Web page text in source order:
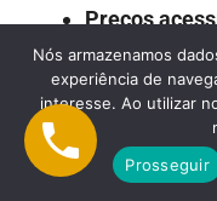
Preços
fornecer
qualidade a
Atendimento
Nossa
oferecer
Nós armazenamos
experiência de
interesse. Ao utilizar
Prosseguir